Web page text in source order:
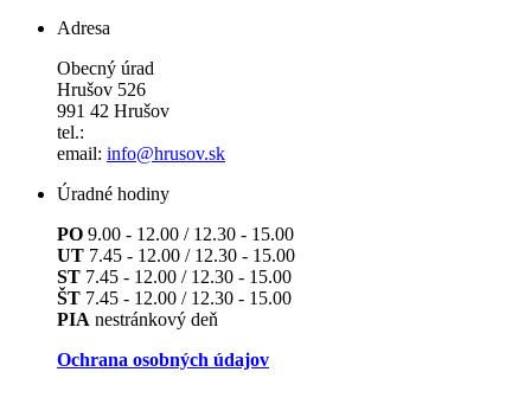
Adresa
Obecný úrad
Hrušov 526
991 42 Hrušov
tel.:
email: info@hrusov.sk
Úradné hodiny
PO 9.00 - 12.00 / 12.30 - 15.00
UT 7.45 - 12.00 / 12.30 - 15.00
ST 7.45 - 12.00 / 12.30 - 15.00
ŠT 7.45 - 12.00 / 12.30 - 15.00
PIA nestránkový deň
Ochrana osobných údajov